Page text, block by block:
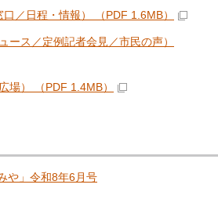
／日程・情報） （PDF 1.6MB）
ース／定例記者会見／市民の声）
場） （PDF 1.4MB）
や」令和8年6月号